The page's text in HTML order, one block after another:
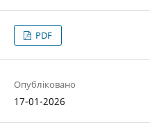
PDF
Опубліковано
17-01-2026